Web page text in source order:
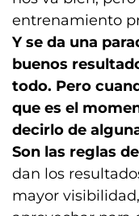
entrenamiento
Y se da una
buenos
todo. Pero
que es el
decirlo de
Son las reglas
dan los
mayor